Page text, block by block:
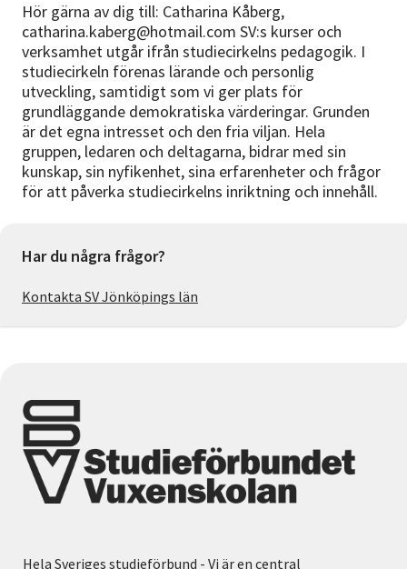
Hör gärna av dig till: Catharina Kåberg,
catharina.kaberg@hotmail.com SV:s kurser och
verksamhet utgår ifrån studiecirkelns pedagogik. I
studiecirkeln förenas lärande och personlig
utveckling, samtidigt som vi ger plats för
grundläggande demokratiska värderingar. Grunden
är det egna intresset och den fria viljan. Hela
gruppen, ledaren och deltagarna, bidrar med sin
kunskap, sin nyfikenhet, sina erfarenheter och frågor
för att påverka studiecirkelns inriktning och innehåll.
Har du några frågor?
Kontakta SV Jönköpings län
Hela Sveriges studieförbund - Vi är en central